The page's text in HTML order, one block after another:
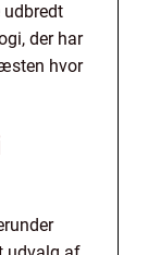
udbredt
der har
hvor